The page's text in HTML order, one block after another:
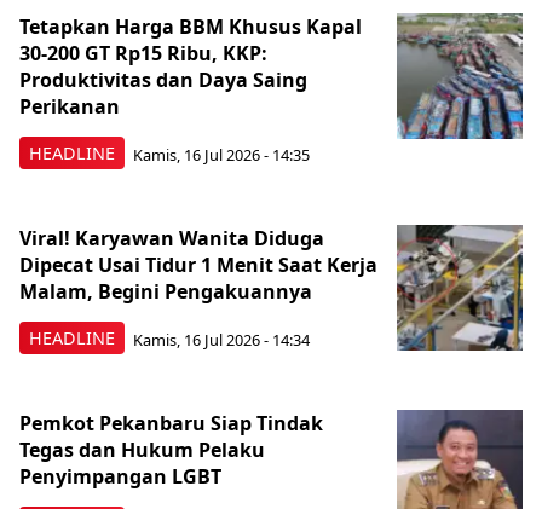
HEADLINE
Tetapkan Harga BBM Khusus Kapal
30-200 GT Rp15 Ribu, KKP:
Produktivitas dan Daya Saing
Perikanan
Kamis, 16 Jul 2026 - 14:35
HEADLINE
Viral! Karyawan Wanita Diduga
Dipecat Usai Tidur 1 Menit Saat Kerja
Malam, Begini Pengakuannya
Kamis, 16 Jul 2026 - 14:34
Pemkot Pekanbaru Siap Tindak
Tegas dan Hukum Pelaku
Penyimpangan LGBT